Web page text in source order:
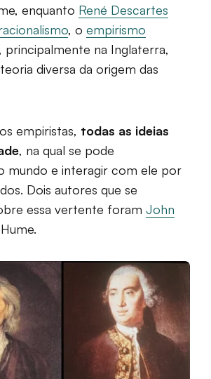
enquanto René Descartes
, o empirismo
principalmente na Inglaterra,
diversa da origem das
empiristas, todas as ideias
, na qual se pode
mundo e interagir com ele por
Dois autores que se
essa vertente foram John